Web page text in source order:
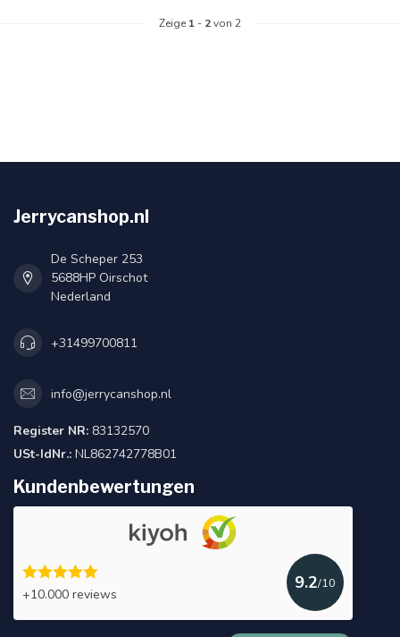
Zeige 1 - 2von 2
Jerrycanshop.nl
De Scheper 253
5688HP Oirschot
Nederland
+31499700811
info@jerrycanshop.nl
Register NR: 83132570
USt-IdNr.: NL862742778B01
Kundenbewertungen
+10.000 reviews
9.2/10